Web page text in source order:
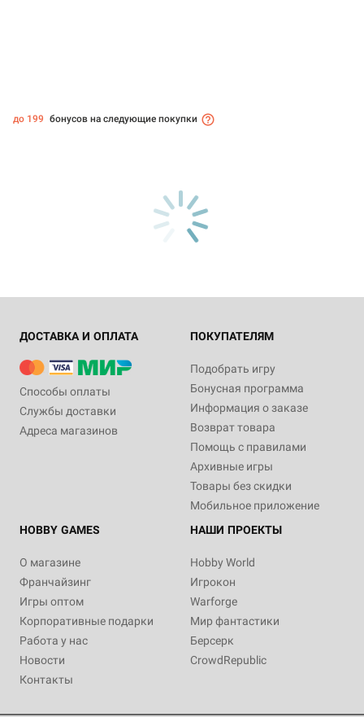
до 199 бонусов на следующие покупки
ДОСТАВКА И ОПЛАТА
Способы оплаты
Службы доставки
Адреса магазинов
ПОКУПАТЕЛЯМ
Подобрать игру
Бонусная программа
Информация о заказе
Возврат товара
Помощь с правилами
Архивные игры
Товары без скидки
Мобильное приложение
HOBBY GAMES
О магазине
Франчайзинг
Игры оптом
Корпоративные подарки
Работа у нас
Новости
Контакты
НАШИ ПРОЕКТЫ
Hobby World
Игрокон
Warforge
Мир фантастики
Берсерк
CrowdRepublic